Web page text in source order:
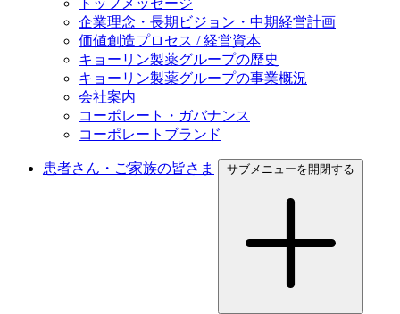
トップメッセージ
企業理念・長期ビジョン・中期経営計画
価値創造プロセス / 経営資本
キョーリン製薬グループの歴史
キョーリン製薬グループの事業概況
会社案内
コーポレート・ガバナンス
コーポレートブランド
患者さん・ご家族の皆さま サブメニューを開閉する